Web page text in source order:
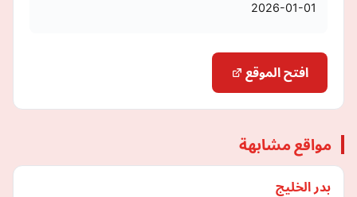
2026-01-01
افتح الموقع
مواقع مشابهة
بدر الخليج